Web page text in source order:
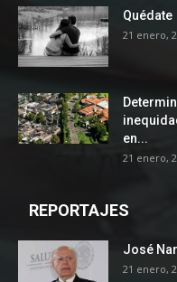
Quédate
21 enero,
en...
21 enero,
REPORTAJES
José
21 enero,